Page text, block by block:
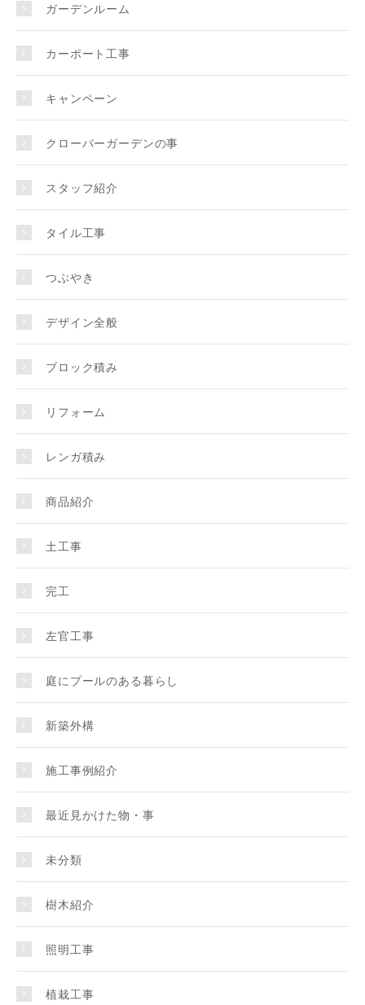
ガーデンルーム
カーポート工事
キャンペーン
クローバーガーデンの事
スタッフ紹介
タイル工事
つぶやき
デザイン全般
ブロック積み
リフォーム
レンガ積み
商品紹介
土工事
完工
左官工事
庭にプールのある暮らし
新築外構
施工事例紹介
最近見かけた物・事
未分類
樹木紹介
照明工事
植栽工事